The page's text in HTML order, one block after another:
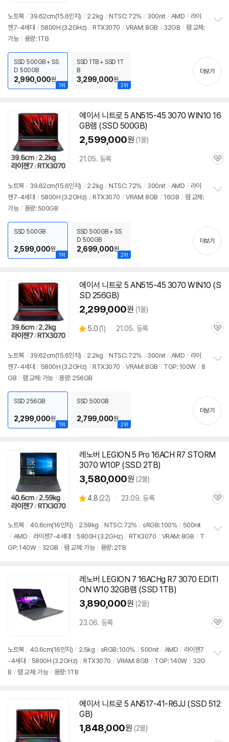
노트북 / 39.62cm(15.6인치) / 2.2kg / NTSC: 72% / 300nit / AMD / 라이
젠7-4세대 / 5800H (3.2GHz) / RTX3070 / VRAM: 8GB / 32GB / 램 교체:
가능 / 용량: 1TB
기
1위
SSD 500GB + SS
D 500GB
2,990,000원
2위
SSD 1TB + SSD 1T
B
3,299,000원
더보기
에이서 니트로 5 AN515-45 3070 WIN10 16
GB램 (SSD 500GB)
2,599,000원 (1몰)
21.05. 등록
관
노트북 / 39.62cm(15.6인치) / 2.2kg / NTSC: 72% / 300nit / AMD / 라이
젠7-4세대 / 5800H (3.2GHz) / RTX3070 / VRAM: 8GB / 16GB / 램 교체:
가능 / 용량: 500GB
기
1위
SSD 500GB
2,599,000원
2위
SSD 500GB + SS
D 500GB
2,699,000원
더보기
에이서 니트로 5 AN515-45 3070 WIN10 (S
SD 256GB)
2,299,000원 (1몰)
별
5.0 (상
뷰
1) 21.05. 등록
관
노트북 / 39.62cm(15.6인치) / 2.2kg / NTSC: 72% / 300nit / AMD / 라이
젠7-4세대 / 5800H (3.2GHz) / RTX3070 / VRAM: 8GB / TGP: 100W / 8
GB / 램 교체: 가능 / 용량: 256GB
기
1위
SSD 256GB
2,299,000원
2위
SSD 500GB
2,799,000원
더보기
레노버 LEGION 5 Pro 16ACH R7 STORM
3070 W10P (SSD 2TB)
3,580,000원 (2몰)
별
4.8 (상
22) 23.09. 등록
관
노트북 / 40.6cm(16인치) / 2.59kg / NTSC: 72% / sRGB: 100% / 500nit
/ AMD / 라이젠7-4세대 / 5800H (3.2GHz) / RTX3070 / VRAM: 8GB / T
GP: 140W / 32GB / 램 교체: 가능 / 용량: 2TB
기
레노버 LEGION 7 16ACHg R7 3070 EDITI
ON W10 32GB램 (SSD 1TB)
3,890,000원 (2몰)
23.06. 등록
관
노트북 / 40.6cm(16인치) / 2.5kg / sRGB: 100% / 500nit / AMD / 라이젠7
-4세대 / 5800H (3.2GHz) / RTX3070 / VRAM: 8GB / TGP: 140W / 32G
B / 램 교체: 가능 / 용량: 1TB
기
에이서 니트로 5 AN517-41-R6JJ (SSD 512
GB)
1,848,000원 (2몰)